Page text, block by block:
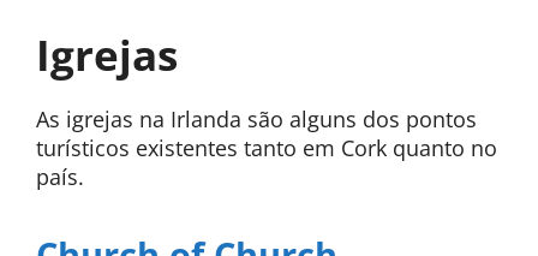
Igrejas
As igrejas na Irlanda são alguns dos pontos
turísticos existentes tanto em Cork quanto no
país.